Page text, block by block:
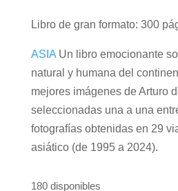
Libro de gran formato: 300
ASIA Un libro emocionante
natural y humana del
mejores imágenes de Arturo
seleccionadas una a una
fotografías obtenidas en 29
asiático (de 1995 a 2024).
180 disponibles